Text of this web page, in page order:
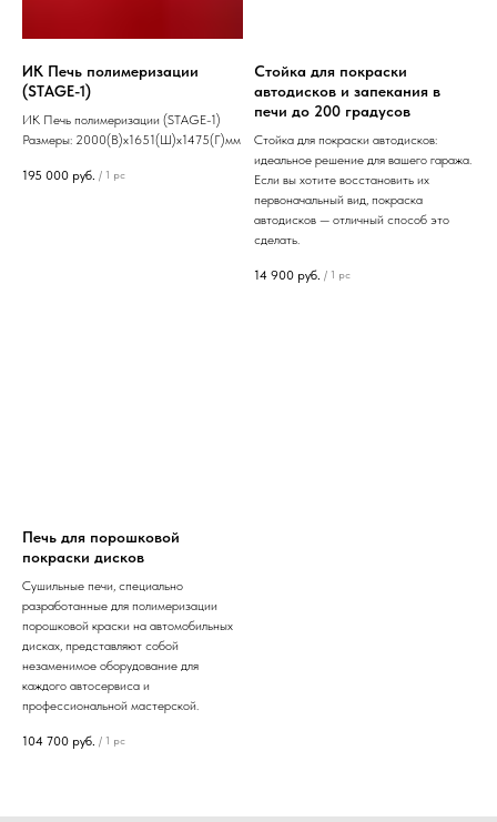
ИК Печь полимеризации
(STAGE-1)
ИК Печь полимеризации (STAGE-1)
Размеры: 2000(В)х1651(Ш)х1475(Г)мм
195 000 руб. / 1 pc
Стойка для покраски
автодисков и запекания в
печи до 200 градусов
Стойка для покраски автодисков:
идеальное решение для вашего гаража.
Если вы хотите восстановить их
первоначальный вид, покраска
автодисков — отличный способ это
сделать.
14 900 руб. / 1 pc
Печь для порошковой
покраски дисков
Сушильные печи, специально
разработанные для полимеризации
порошковой краски на автомобильных
дисках, представляют собой
незаменимое оборудование для
каждого автосервиса и
профессиональной мастерской.
104 700 руб. / 1 pc